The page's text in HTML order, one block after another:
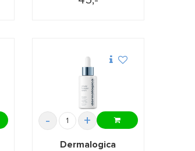
- +
Dermalogica